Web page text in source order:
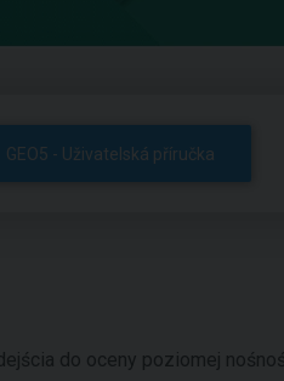
GEO5 - Uživatelská příručka
do oceny poziomej